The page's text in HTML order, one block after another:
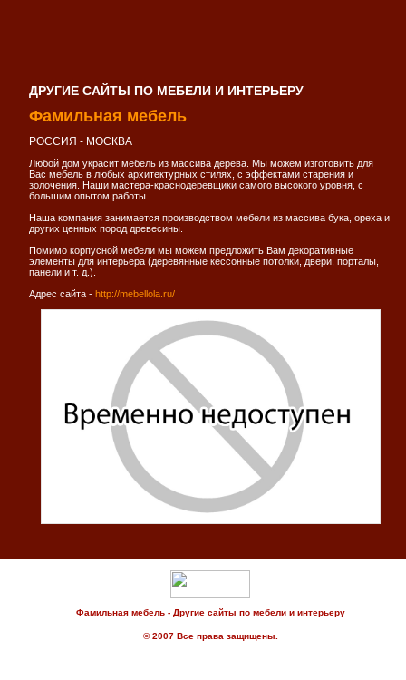
ДРУГИЕ САЙТЫ ПО МЕБЕЛИ И ИНТЕРЬЕРУ
Фамильная мебель
РОССИЯ - МОСКВА
Любой дом украсит мебель из массива дерева. Мы можем изготовить для
Вас мебель в любых архитектурных стилях, с эффектами старения и
золочения. Наши мастера-краснодеревщики самого высокого уровня, с
большим опытом работы.
Наша компания занимается производством мебели из массива бука, ореха и
других ценных пород древесины.
Помимо корпусной мебели мы можем предложить Вам декоративные
элементы для интерьера (деревянные кессонные потолки, двери, порталы,
панели и т. д.).
Адрес сайта - http://mebellola.ru/
Фамильная мебель - Другие сайты по мебели и интерьеру
© 2007 Все права защищены.